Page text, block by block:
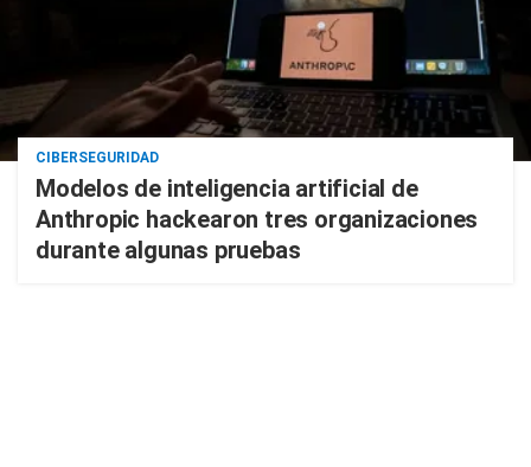
CIBERSEGURIDAD
Modelos de inteligencia artificial de
Anthropic hackearon tres organizaciones
durante algunas pruebas